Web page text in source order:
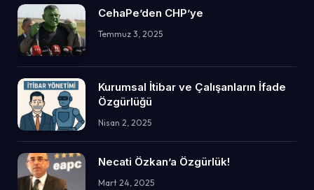
CehaPe’den CHP’ye
Temmuz 3, 2025
Kurumsal İtibar ve Çalışanların İfade
Özgürlüğü
Nisan 2, 2025
Necati Özkan’a Özgürlük!
Mart 24, 2025